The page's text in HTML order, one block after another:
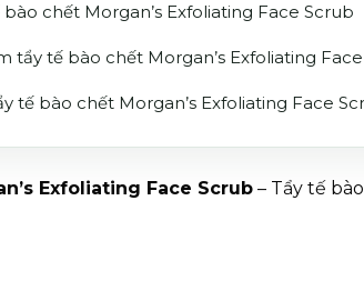
chết Morgan’s Exfoliating Face Scrub
tẩy tế bào chết Morgan’s Exfoliating
tế bào chết Morgan’s Exfoliating Face
Exfoliating Face Scrub– Tẩy tế